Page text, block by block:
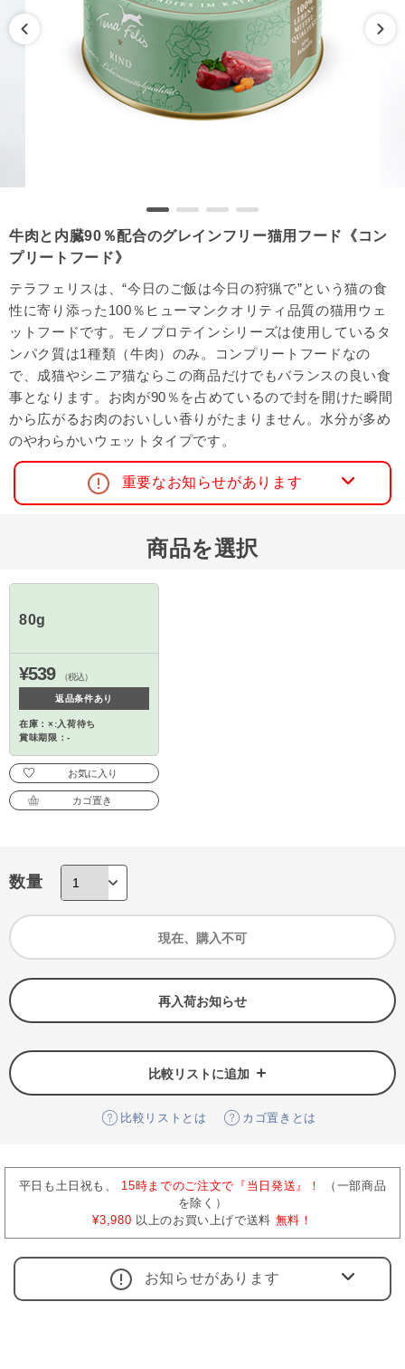
牛肉と内臓90％配合のグレインフリー猫用フード《コン
プリートフード》
テラフェリスは、“今日のご飯は今日の狩猟で”という猫の食
性に寄り添った100％ヒューマンクオリティ品質の猫用ウェ
ットフードです。モノプロテインシリーズは使用しているタ
ンパク質は1種類（牛肉）のみ。コンプリートフードなの
で、成猫やシニア猫ならこの商品だけでもバランスの良い食
事となります。お肉が90％を占めているので封を開けた瞬間
から広がるお肉のおいしい香りがたまりません。水分が多め
のやわらかいウェットタイプです。
重要なお知らせがあります
商品を選択
80g
¥539 （税込）
返品条件あり
在庫：×:入荷待ち
賞味期限：-
お気に入り
カゴ置き
数量
現在、購入不可
再入荷お知らせ
比較リストに追加
比較リストとは カゴ置きとは
平日も土日祝も、 15時までのご注文で『当日発送』！
（一部商品
を除く）
¥3,980 以上のお買い上げで送料 無料！
お知らせがあります